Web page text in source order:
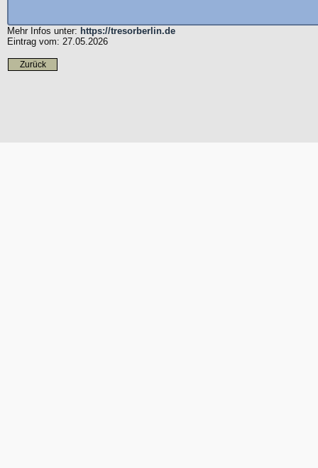
Mehr Infos unter: https://tresorberlin.de
Eintrag vom: 27.05.2026